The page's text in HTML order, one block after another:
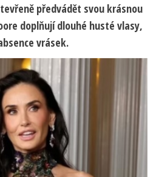
předvádět svou krásnou
doplňují dlouhé husté vlasy,
vrásek.